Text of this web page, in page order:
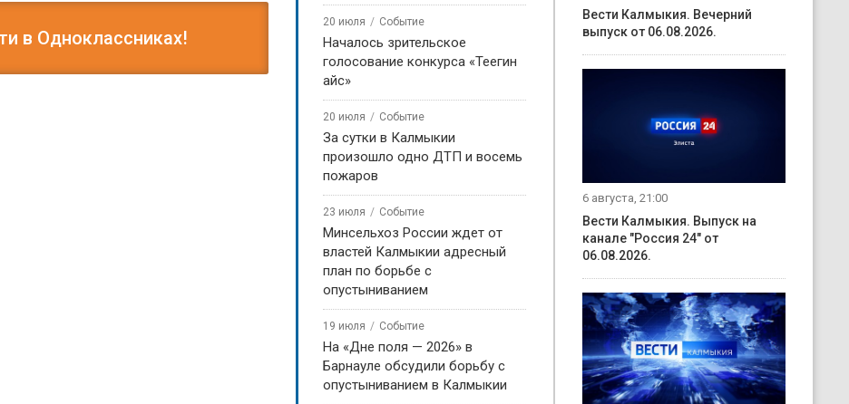
в Одноклассниках!
20 июля Событие
Началось зрительское
голосование конкурса «Теегин
айс»
20 июля Событие
За сутки в Калмыкии
произошло одно ДТП и восемь
пожаров
23 июля Событие
Минсельхоз России ждет от
властей Калмыкии адресный
план по борьбе с
опустыниванием
19 июля Событие
На «Дне поля — 2026» в
Барнауле обсудили борьбу с
опустыниванием в Калмыкии
Вести Калмыкия. Вечерний
выпуск от 06.08.2026.
6 августа, 21:00
Вести Калмыкия. Выпуск на
канале "Россия 24" от
06.08.2026.